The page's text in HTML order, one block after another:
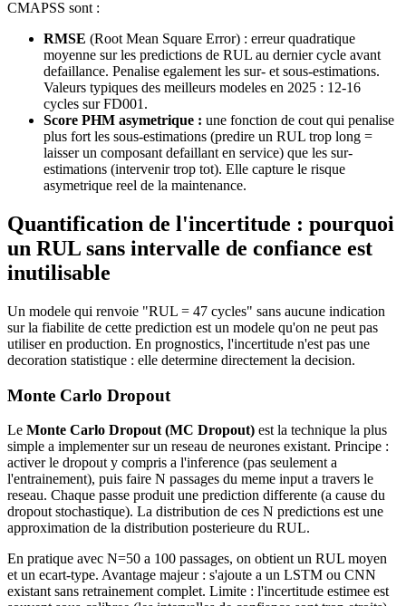
CMAPSS sont :
RMSE (Root Mean Square Error) : erreur quadratique
moyenne sur les predictions de RUL au dernier cycle avant
defaillance. Penalise egalement les sur- et sous-estimations.
Valeurs typiques des meilleurs modeles en 2025 : 12-16
cycles sur FD001.
Score PHM asymetrique : une fonction de cout qui penalise
plus fort les sous-estimations (predire un RUL trop long =
laisser un composant defaillant en service) que les sur-
estimations (intervenir trop tot). Elle capture le risque
asymetrique reel de la maintenance.
Quantification de l'incertitude : pourquoi
un RUL sans intervalle de confiance est
inutilisable
Un modele qui renvoie "RUL = 47 cycles" sans aucune indication
sur la fiabilite de cette prediction est un modele qu'on ne peut pas
utiliser en production. En prognostics, l'incertitude n'est pas une
decoration statistique : elle determine directement la decision.
Monte Carlo Dropout
Le Monte Carlo Dropout (MC Dropout) est la technique la plus
simple a implementer sur un reseau de neurones existant. Principe :
activer le dropout y compris a l'inference (pas seulement a
l'entrainement), puis faire N passages du meme input a travers le
reseau. Chaque passe produit une prediction differente (a cause du
dropout stochastique). La distribution de ces N predictions est une
approximation de la distribution posterieure du RUL.
En pratique avec N=50 a 100 passages, on obtient un RUL moyen
et un ecart-type. Avantage majeur : s'ajoute a un LSTM ou CNN
existant sans retrainement complet. Limite : l'incertitude estimee est